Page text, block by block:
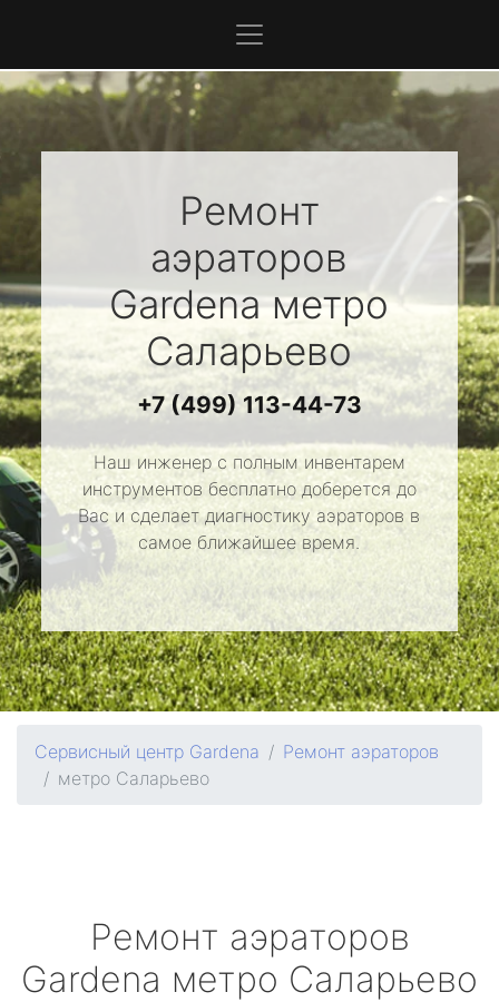
Ремонт
аэраторов
Gardenaметро
Саларьево
+7 (499) 113-44-73
Наш инженер с полным инвентарем
инструментов бесплатно доберется до
Вас и сделает диагностику аэраторов в
самое ближайшее время.
Сервисный центр Gardena
Ремонт аэраторов
метро Саларьево
Ремонт аэраторов
Gardena метро Саларьево